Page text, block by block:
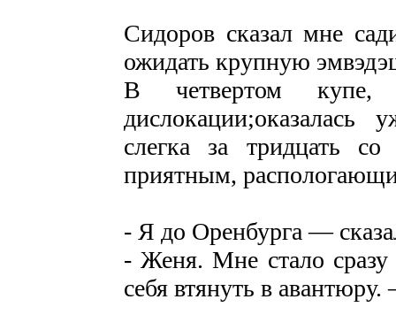
Сидоров сказал мне
ожидать крупную
В четвертом купе,
слегка за тридцать
приятным,
- Я до Оренбурга —
- Женя. Мне стало
себя втянуть в